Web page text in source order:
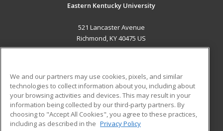
Eastern Kentucky University
521 Lancaster Avenue
Richmond, KY 40475 US
ADDITIONAL RESOURCES
Military
Financial Assistance
Help
Student Blog
We and our partners may use cookies, pixels, and similar
technologies to collect information about you, including about
your browsing activities and devices. This may result in your
information being collected by our third-party partners. By
choosing to "Accept All Cookies", you agree to these practices,
including as described in the Privacy Policy